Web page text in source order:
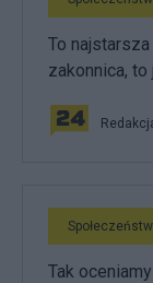
To
zakonnica,
Tak